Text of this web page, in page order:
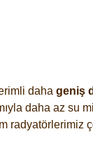
daha geniş
daha az su
radyatörlerimiz